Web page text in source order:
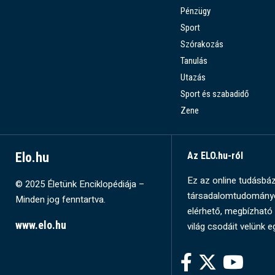
Pénzügy
Sport
Szórakozás
Tanulás
Utazás
Sport és szabadidő
Zene
Elo.hu
© 2025 Életünk Enciklopédiája –
Minden jog fenntartva.
www.elo.hu
Az ELO.hu-ról
Ez az online
elérhető,
világ csodáit velünk